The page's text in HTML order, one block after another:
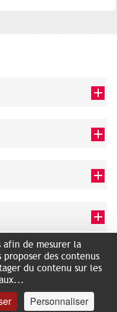
LIGNE
de mesurer la
des contenus
du contenu sur les
Personnaliser